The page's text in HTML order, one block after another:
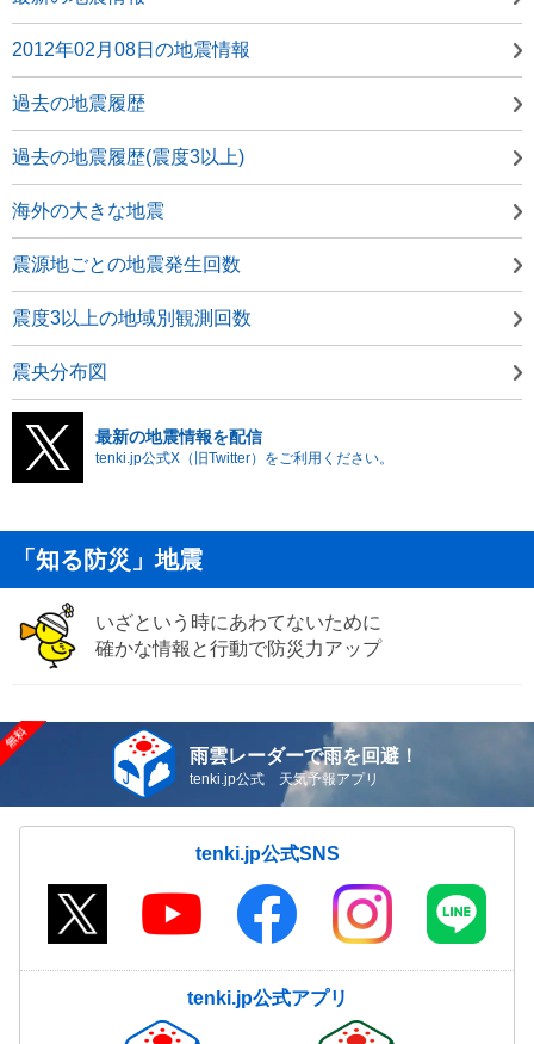
2012年02月08日の地震情報
過去の地震履歴
過去の地震履歴(震度3以上)
海外の大きな地震
震源地ごとの地震発生回数
震度3以上の地域別観測回数
震央分布図
最新の地震情報を配信
tenki.jp公式X（旧Twitter）をご利用ください。
「知る防災」地震
いざという時にあわてないために
確かな情報と行動で防災力アップ
雨雲レーダーで雨を回避！
tenki.jp公式 天気予報アプリ
tenki.jp公式SNS
tenki.jp公式アプリ